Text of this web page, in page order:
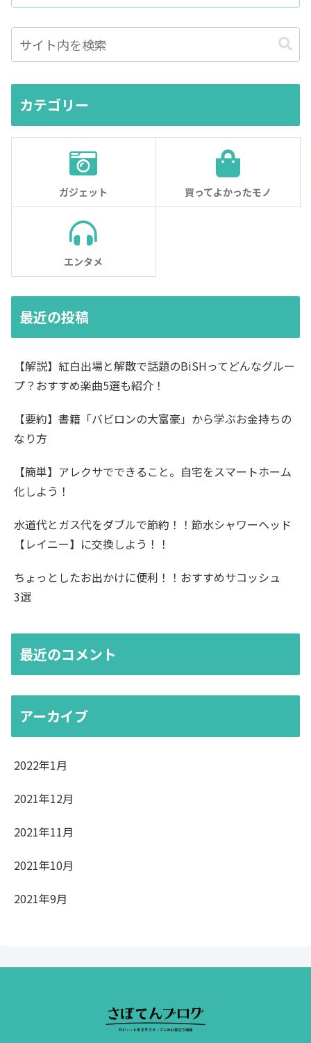
カテゴリー
ガジェット 買ってよかったモノ
エンタメ
最近の投稿
【解説】紅白出場と解散で話題のBiSHってどんなグルー
プ？おすすめ楽曲5選も紹介！
【要約】書籍「バビロンの大富豪」から学ぶお金持ちの
なり方
【簡単】アレクサでできること。自宅をスマートホーム
化しよう！
水道代とガス代をダブルで節約！！節水シャワーヘッド
【レイニー】に交換しよう！！
ちょっとしたお出かけに便利！！おすすめサコッシュ
3選
最近のコメント
アーカイブ
2022年1月
2021年12月
2021年11月
2021年10月
2021年9月